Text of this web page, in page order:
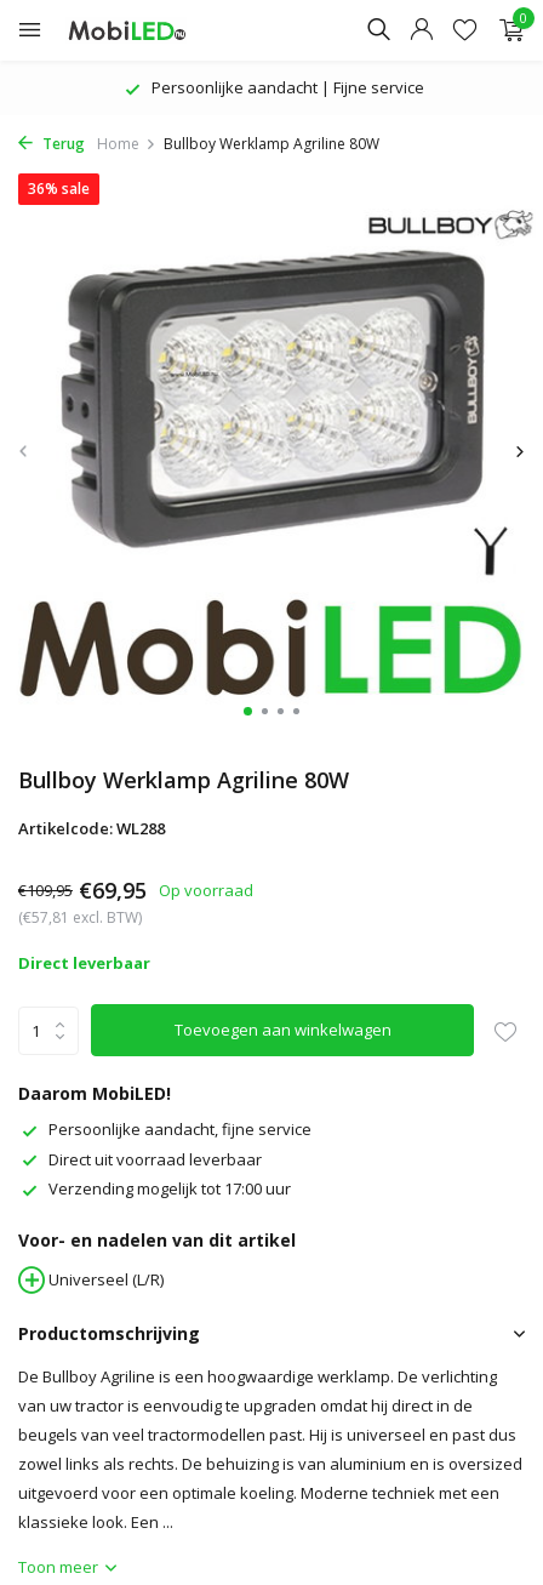
0
Persoonlijke aandacht | Fijne service
Terug Home Bullboy Werklamp Agriline 80W
Bullboy Werklamp Agriline 80W
36% sale
Artikelcode: WL288
€109,95 €69,95 Op voorraad
(€57,81 excl. BTW)
Direct leverbaar
Toevoegen aan winkelwagen
Daarom MobiLED!
Persoonlijke aandacht, fijne service
Direct uit voorraad leverbaar
Verzending mogelijk tot 17:00 uur
Voor- en nadelen van dit artikel
Universeel (L/R)
Productomschrijving
De Bullboy Agriline is een hoogwaardige werklamp. De verlichting
van uw tractor is eenvoudig te upgraden omdat hij direct in de
beugels van veel tractormodellen past. Hij is universeel en past dus
zowel links als rechts. De behuizing is van aluminium en is oversized
uitgevoerd voor een optimale koeling. Moderne techniek met een
klassieke look. Een ...
Toon meer